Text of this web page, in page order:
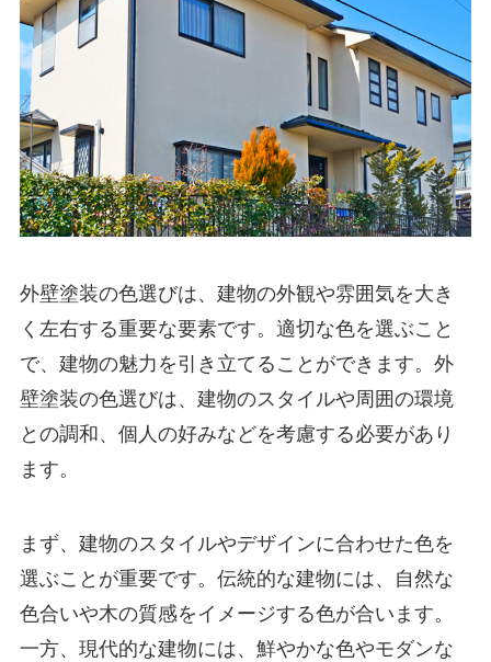
外壁塗装の色選びは、建物の外観や雰囲気を大き
く左右する重要な要素です。適切な色を選ぶこと
で、建物の魅力を引き立てることができます。外
壁塗装の色選びは、建物のスタイルや周囲の環境
との調和、個人の好みなどを考慮する必要があり
ます。
まず、建物のスタイルやデザインに合わせた色を
選ぶことが重要です。伝統的な建物には、自然な
色合いや木の質感をイメージする色が合います。
一方、現代的な建物には、鮮やかな色やモダンな